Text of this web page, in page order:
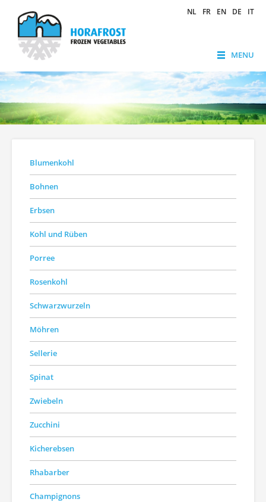
MENU
NL FR EN DE IT
Blumenkohl
Bohnen
Erbsen
Kohl und Rüben
Porree
Rosenkohl
Schwarzwurzeln
Möhren
Sellerie
Spinat
Zwiebeln
Zucchini
Kicherebsen
Rhabarber
Champignons